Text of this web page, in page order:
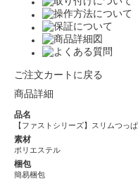
ご注文カートに戻る
商品詳細
品名
【ファストシリーズ】スリムつ
素材
ポリエステル
梱包
簡易梱包